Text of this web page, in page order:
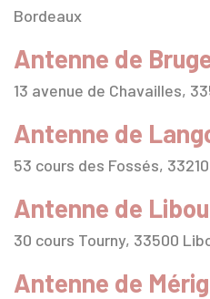
Bordeaux
Antenne de
13 avenue de Chavailles,
Antenne de
53 cours des Fossés,
Antenne de
30 cours Tourny, 33500
Antenne de